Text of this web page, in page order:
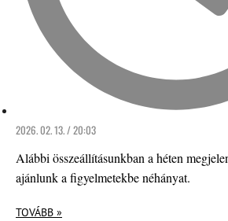
2026. 02. 13. / 20:03
Alábbi összeállításunkban a héten
ajánlunk a figyelmetekbe néhányat.
TOVÁBB »